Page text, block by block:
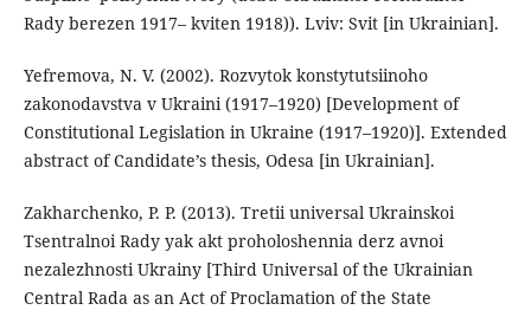
Rady berezen 1917– kviten 1918)). Lviv: Svit [in Ukrainian].
Yefremova, N. V. (2002). Rozvytok konstytutsiinoho
zakonodavstva v Ukraini (1917–1920) [Development of
Constitutional Legislation in Ukraine (1917–1920)]. Extended
abstract of Candidate’s thesis, Odesa [in Ukrainian].
Zakharchenko, P. P. (2013). Tretii universal Ukrainskoi
Tsentralnoi Rady yak akt proholoshennia derz avnoi
nezalezhnosti Ukrainy [Third Universal of the Ukrainian
Central Rada as an Act of Proclamation of the State